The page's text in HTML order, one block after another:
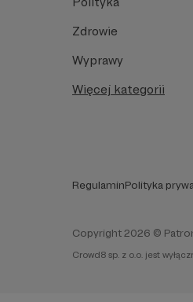
Zdrowie
Wyprawy
Więcej kategorii
RegulaminPolityka
Copyright 2026 ©
Crowd8 sp. z o.o. jest